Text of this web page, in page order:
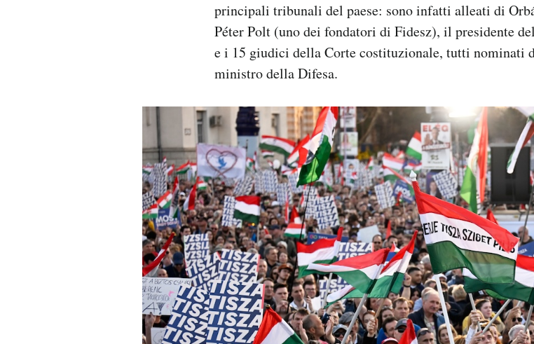
principali tribunali del paese: sono infatti alleati di
Péter Polt (uno dei fondatori di Fidesz), il presidente
e i 15 giudici della Corte costituzionale, tutti nominati
ministro della Difesa.